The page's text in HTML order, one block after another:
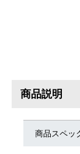
商品説明
商品スペッ